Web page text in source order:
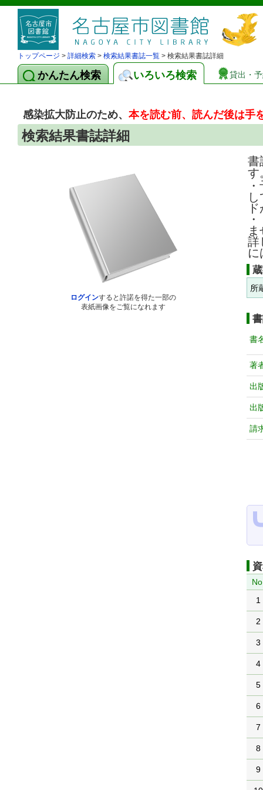
トップページ > 詳細検索 > 検索結果書誌一覧 > 検索結果書誌詳細
かんたん検索 いろいろ検索 貸出・
感染拡大防止のため、本を読む前、読んだ後は手
検索結果書誌詳細
ログインすると許諾を得た一部の
表紙画像をご覧になれます
書
す
詳
に
所
書
著
出
出
請
1
2
3
4
5
6
7
8
9